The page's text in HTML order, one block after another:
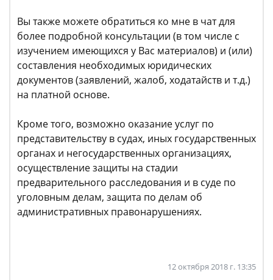
Вы также можете обратиться ко мне в чат для
более подробной консультации (в том числе с
изучением имеющихся у Вас материалов) и (или)
составления необходимых юридических
документов (заявлений, жалоб, ходатайств и т.д.)
на платной основе.
Кроме того, возможно оказание услуг по
представительству в судах, иных государственных
органах и негосударственных организациях,
осуществление защиты на стадии
предварительного расследования и в суде по
уголовным делам, защита по делам об
административных правонарушениях.
12 октября 2018 г. 13:35